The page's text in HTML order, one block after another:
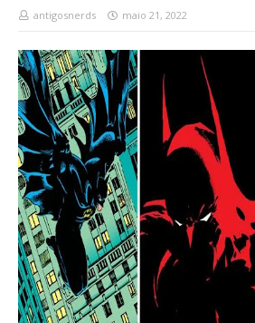
antigosnerds maio 21, 2022